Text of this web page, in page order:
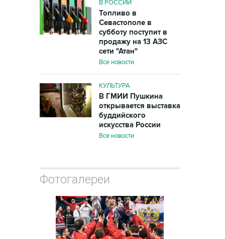
В РОССИИ
Топливо в
Севастополе в
субботу поступит в
продажу на 13 АЗС
сети "Атан"
Все новости
КУЛЬТУРА
В ГМИИ Пушкина
открывается выставка
буддийского
искусства России
Все новости
Фотогалереи